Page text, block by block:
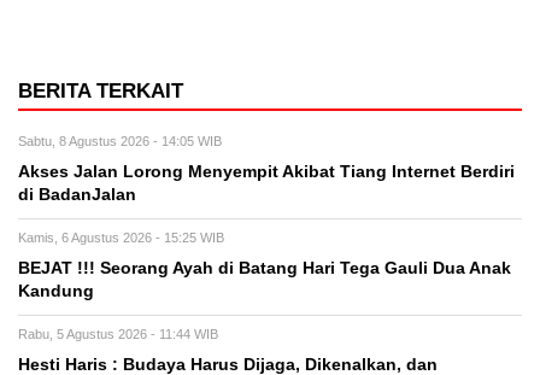
BERITA TERKAIT
Sabtu, 8 Agustus 2026 - 14:05 WIB
Akses Jalan Lorong Menyempit Akibat Tiang Internet Berdiri
di BadanJalan
Kamis, 6 Agustus 2026 - 15:25 WIB
BEJAT !!! Seorang Ayah di Batang Hari Tega Gauli Dua Anak
Kandung
Rabu, 5 Agustus 2026 - 11:44 WIB
Hesti Haris : Budaya Harus Dijaga, Dikenalkan, dan